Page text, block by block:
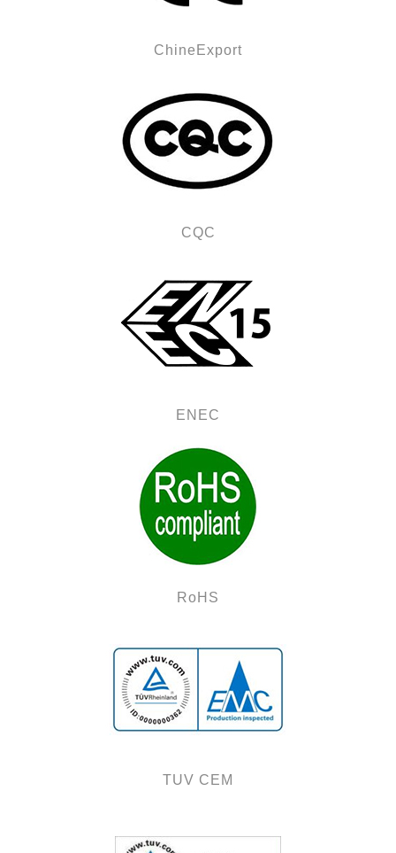
ChineExport
CQC
ENEC
RoHS
TUV CEM